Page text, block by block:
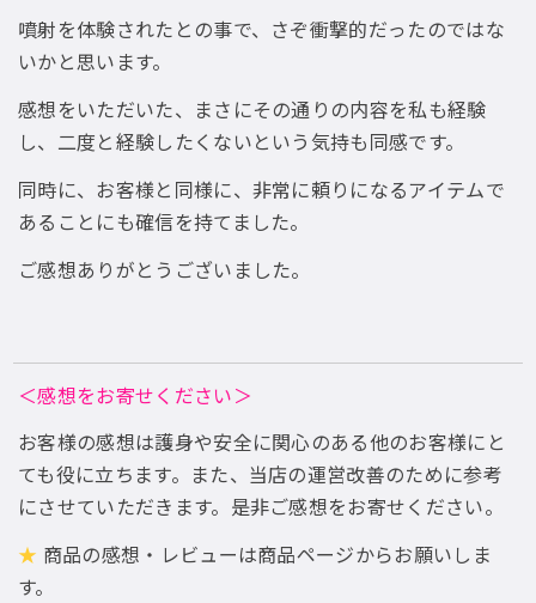
噴射を体験されたとの事で、さぞ衝撃的だったのではな
いかと思います。
感想をいただいた、まさにその通りの内容を私も経験
し、二度と経験したくないという気持も同感です。
同時に、お客様と同様に、非常に頼りになるアイテムで
あることにも確信を持てました。
ご感想ありがとうございました。
＜感想をお寄せください＞
お客様の感想は護身や安全に関心のある他のお客様にと
ても役に立ちます。また、当店の運営改善のために参考
にさせていただきます。是非ご感想をお寄せください。
★ 商品の感想・レビューは商品ページからお願いしま
す。